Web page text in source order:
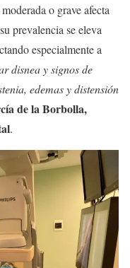
o grave afecta
prevalencia se eleva
especialmente a
disnea y signos de
edemas y distensión
de la Borbolla,
.